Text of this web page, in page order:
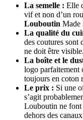
La semelle : Elle
vif et non d’un
Louboutin Made
La qualité du
des coutures sont
ne doit être visible.
La boîte et le
logo parfaitement
toujours en coton
Le prix : Si une
s’agit
Louboutin ne font
dehors des